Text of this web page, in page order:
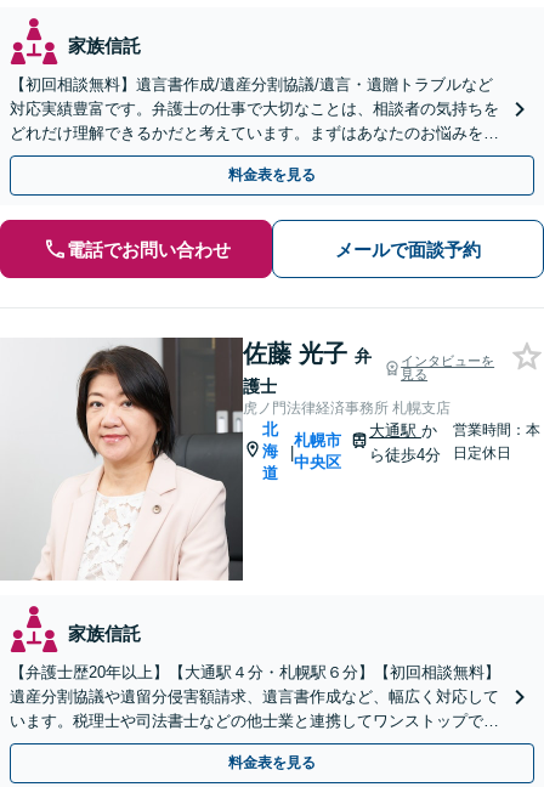
家族信託
【初回相談無料】遺言書作成/遺産分割協議/遺言・遺贈トラブルなど
対応実績豊富です。弁護士の仕事で大切なことは、相談者の気持ちを
どれだけ理解できるかだと考えています。まずはあなたのお悩みを聞
かせてください。
料金表を見る
電話でお問い合わせ メールで面談予約
佐藤 光子 弁
護士
インタビューを
見る
虎ノ門法律経済事務所 札幌支店
北
海
道
|
札幌市
中央区
大通駅 か
ら徒歩4分
営業時間：本
日定休日
家族信託
【弁護士歴20年以上】【大通駅４分・札幌駅６分】【初回相談無料】
遺産分割協議や遺留分侵害額請求、遺言書作成など、幅広く対応して
います。税理士や司法書士などの他士業と連携してワンストップでの
解決が可能です。ぜひご相談ください。
料金表を見る